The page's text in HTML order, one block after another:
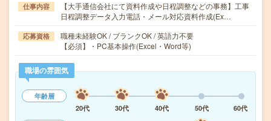
仕事内容
【大手通信会社にて資料作成や日程調整などの事務】工事
日程調整データ入力電話・メール対応資料作成(Ex…
応募資格
職種未経験OK / ブランクOK / 英語力不要
【必須】・PC基本操作(Excel・Word等)
職場の雰囲気
年齢層
20代
30代 40代 50代
60代